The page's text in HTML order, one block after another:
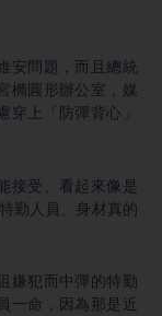
安問題，而且總統
橢圓形辦公室，媒
上「防彈背心」
接受、看起來像是
勤人員、身材真的
嫌犯而中彈的特勤
一命，因為那是近